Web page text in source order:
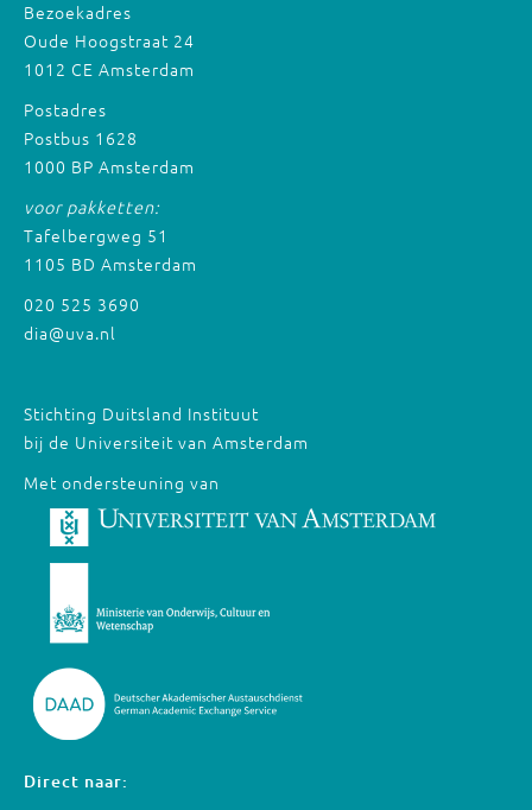
Bezoekadres
Oude Hoogstraat 24
1012 CE Amsterdam
Postadres
Postbus 1628
1000 BP Amsterdam
voor pakketten:
Tafelbergweg 51
1105 BD Amsterdam
020 525 3690
dia@uva.nl
Stichting Duitsland Instituut
bij de Universiteit van Amsterdam
Met ondersteuning van
Direct naar: